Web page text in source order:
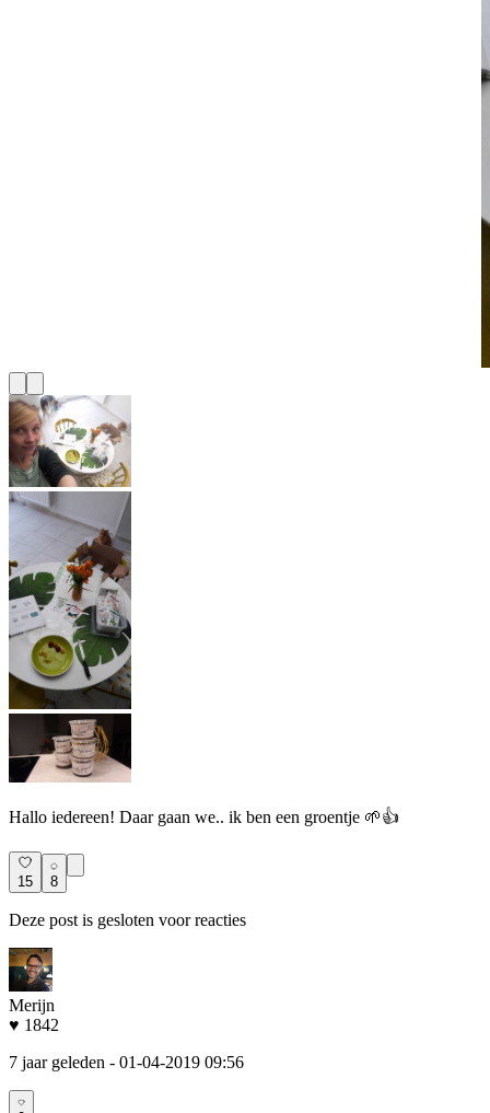
Hallo iedereen! Daar gaan we.. ik ben een groentje 🌱👍
15 8
Deze post is gesloten voor reacties
Merijn
♥ 1842
7 jaar geleden - 01-04-2019 09:56